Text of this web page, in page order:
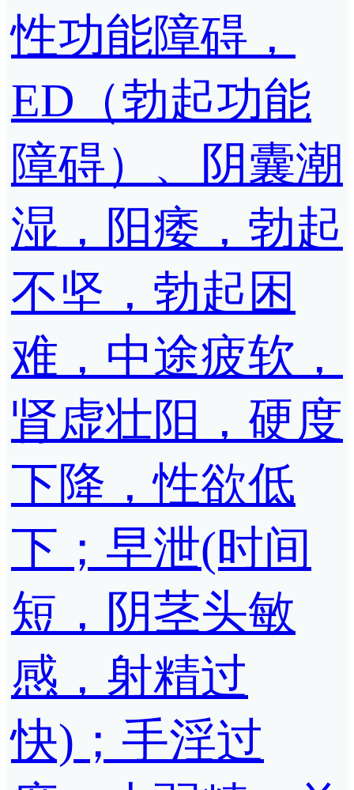
性功能障碍，
ED（勃起功能
障碍）、阴囊潮
湿，阳痿，勃起
不坚，勃起困
难，中途疲软，
肾虚壮阳，硬度
下降，性欲低
下；早泄(时间
短，阴茎头敏
感，射精过
快)；手淫过